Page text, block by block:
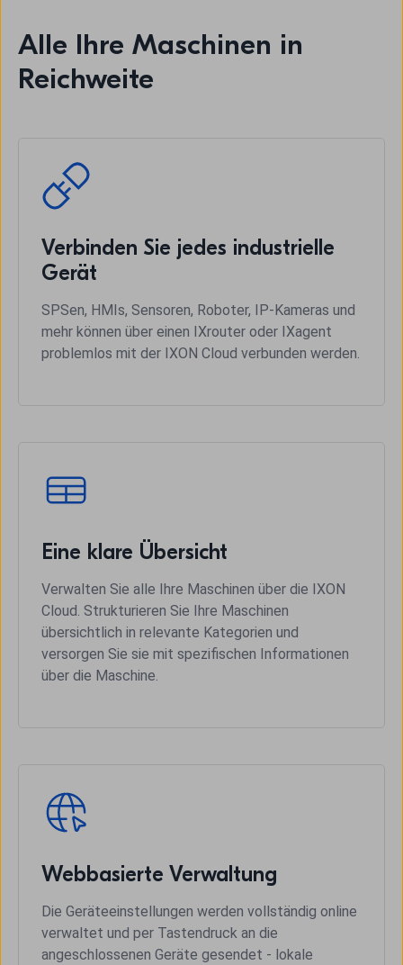
Alle Ihre Maschinen in
Reichweite
Verbinden Sie jedes industrielle
Gerät
SPSen, HMIs, Sensoren, Roboter, IP-Kameras und
mehr können über einen IXrouter oder IXagent
problemlos mit der IXON Cloud verbunden werden.
Eine klare Übersicht
Verwalten Sie alle Ihre Maschinen über die IXON
Cloud. Strukturieren Sie Ihre Maschinen
übersichtlich in relevante Kategorien und
versorgen Sie sie mit spezifischen Informationen
über die Maschine.
Webbasierte Verwaltung
Die Geräteeinstellungen werden vollständig online
verwaltet und per Tastendruck an die
angeschlossenen Geräte gesendet - lokale